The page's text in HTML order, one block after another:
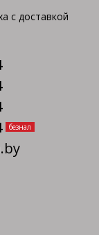
с доставкой
безнал